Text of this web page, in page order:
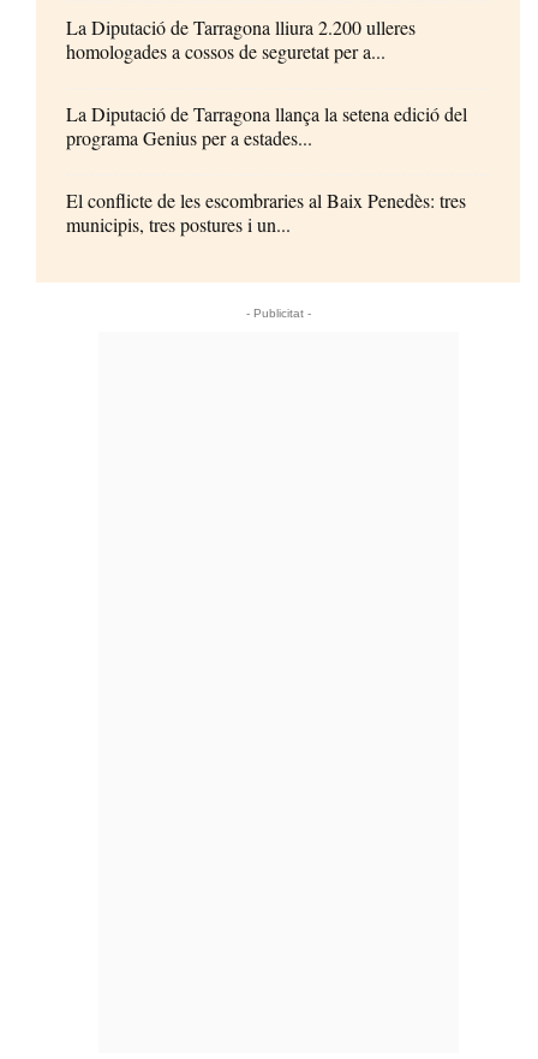
La Diputació de Tarragona lliura 2.200 ulleres
homologades a cossos de seguretat per a...
La Diputació de Tarragona llança la setena edició del
programa Genius per a estades...
El conflicte de les escombraries al Baix Penedès: tres
municipis, tres postures i un...
- Publicitat -